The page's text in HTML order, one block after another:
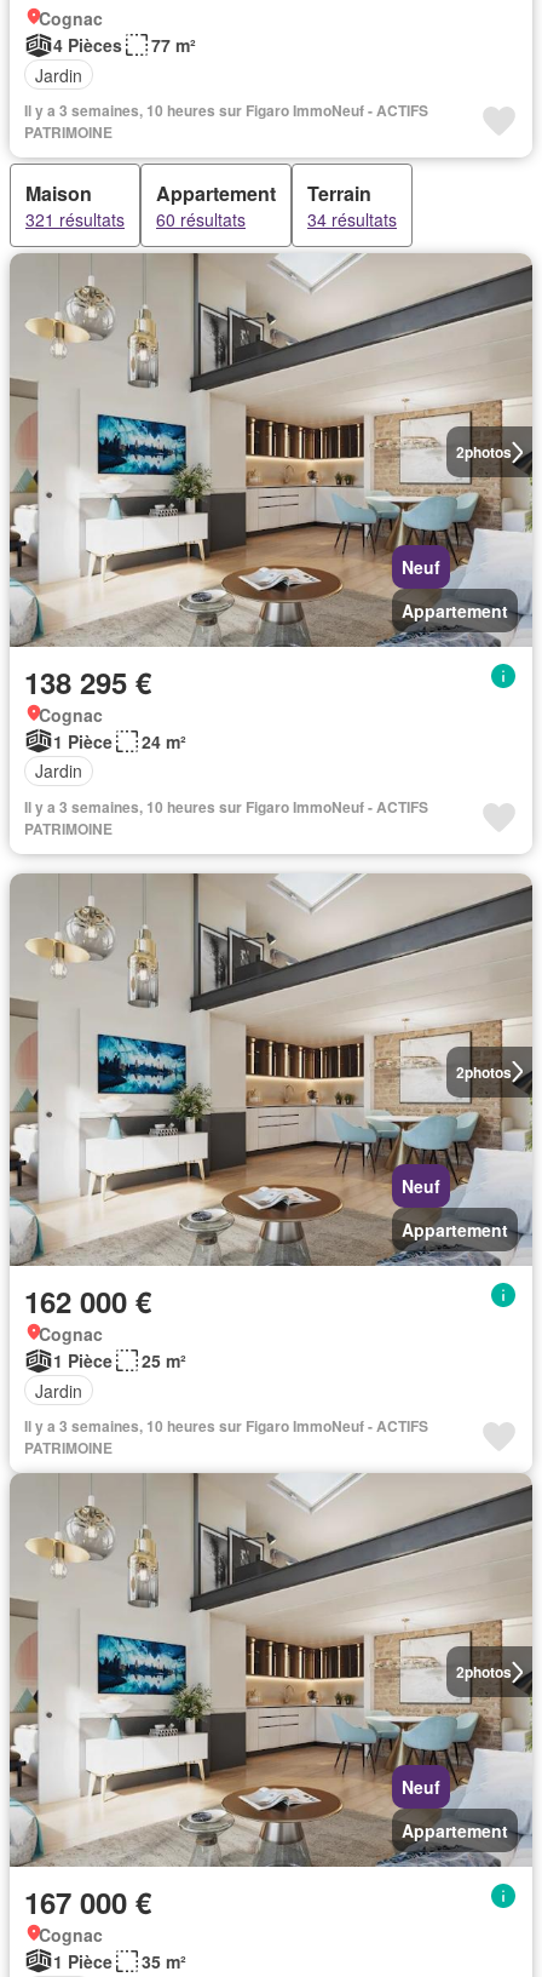
Cognac
4 Pièces
77 m²
Jardin
Il y a 3 semaines, 10 heures sur Figaro ImmoNeuf - ACTIFS
PATRIMOINE
Maison
321 résultats
Appartement
60 résultats
Terrain
34 résultats
2photos
Neuf
Appartement
138 295 €
Cognac
1 Pièce
24 m²
Jardin
Il y a 3 semaines, 10 heures sur Figaro ImmoNeuf - ACTIFS
PATRIMOINE
2photos
Neuf
Appartement
162 000 €
Cognac
1 Pièce
25 m²
Jardin
Il y a 3 semaines, 10 heures sur Figaro ImmoNeuf - ACTIFS
PATRIMOINE
2photos
Neuf
Appartement
167 000 €
Cognac
1 Pièce
35 m²